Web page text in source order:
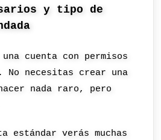
y tipo de
cuenta con permisos
No necesitas crear una
nada raro, pero
estándar verás muchas